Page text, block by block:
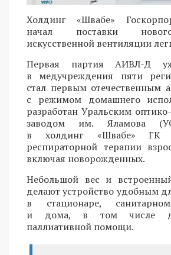
Холдинг «Швабе»
начал поставки
искусственной вентиляции
Первая партия АИВЛ-Д
в медучреждения пяти
стал первым отечественным
с режимом домашнего
разработан Уральским
заводом им. Яламова
в холдинг «Швабе» ГК
респираторной терапии
включая новорожденных.
Небольшой вес и
делают устройство удобным
в стационаре,
и дома, в том числе
паллиативной помощи.